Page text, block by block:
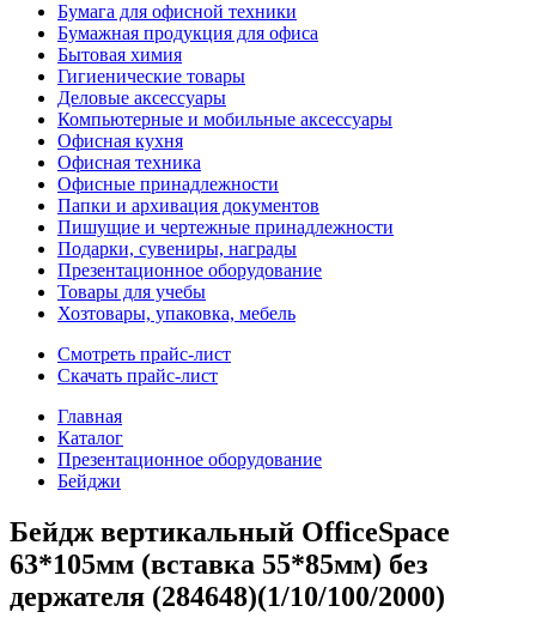
Бумага для офисной техники
Бумажная продукция для офиса
Бытовая химия
Гигиенические товары
Деловые аксессуары
Компьютерные и мобильные аксессуары
Офисная кухня
Офисная техника
Офисные принадлежности
Папки и архивация документов
Пишущие и чертежные принадлежности
Подарки, сувениры, награды
Презентационное оборудование
Товары для учебы
Хозтовары, упаковка, мебель
Смотреть прайс-лист
Скачать прайс-лист
Главная
Каталог
Презентационное оборудование
Бейджи
Бейдж вертикальный OfficeSpace
63*105мм (вставка 55*85мм) без
держателя (284648)(1/10/100/2000)